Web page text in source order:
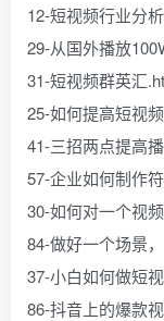
12-短视频行业分
29-从国外播放
31-短视频群英汇
25-如何提高短视
41-三招两点提高
57-企业如何制作
30-如何对一个视
84-做好一个场景
37-小白如何做短
86-抖音上的爆款